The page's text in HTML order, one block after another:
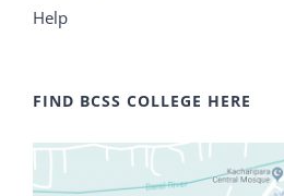
Help
FIND BCSS COLLEGE HERE